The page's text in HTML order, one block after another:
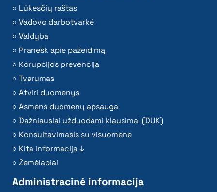
Lūkesčių raštas
Vadovo darbotvarkė
Valdyba
Pranešk apie pažeidimą
Korupcijos prevencija
Tvarumas
Atviri duomenys
Asmens duomenų apsauga
Dažniausiai užduodami klausimai (DUK)
Konsultavimasis su visuomene
Kita informacija ↓
Žemėlapiai
Administracinė informacija